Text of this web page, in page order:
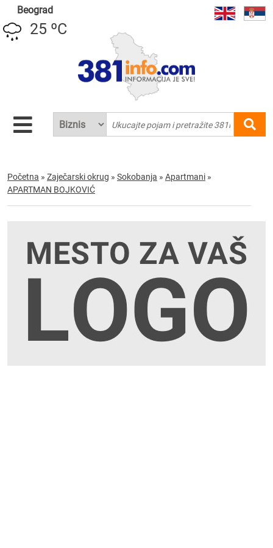
Beograd
25 ºC
Početna » Zaječarski okrug » Sokobanja » Apartmani »
APARTMAN BOJKOVIĆ